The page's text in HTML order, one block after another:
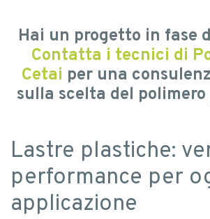
Hai un progetto in fase
Contatta i tecnici di
Cetai per una
sulla scelta del
Lastre plastiche:
performance per
applicazione